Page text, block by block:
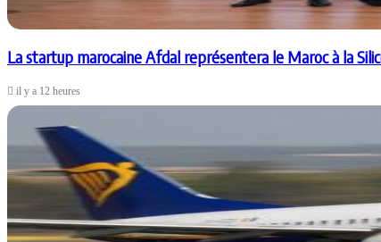
La startup marocaine Afdal représentera le Maroc à la
il y a 12 heures